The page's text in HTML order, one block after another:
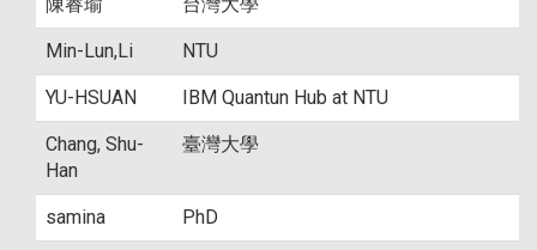
Min-Lun,Li NTU
YU-HSUAN IBM Quantun Hub at NTU
Chang, Shu-
Han
臺灣大學
samina PhD